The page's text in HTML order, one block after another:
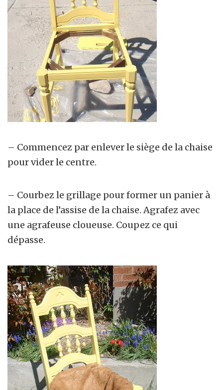
– Commencez par enlever le siège de la chaise
pour vider le centre.
– Courbez le grillage pour former un panier à
la place de l’assise de la chaise. Agrafez avec
une agrafeuse cloueuse. Coupez ce qui
dépasse.